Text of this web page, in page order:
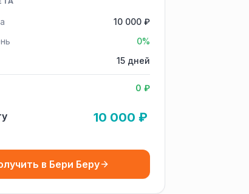
10 000 ₽
0%
15 дней
0 ₽
10 000 ₽
в Бери Беру